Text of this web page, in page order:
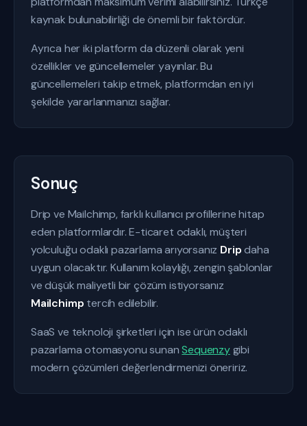
kaynak bulunabilirliği de önemli bir faktördür.
Ayrıca her iki platform da düzenli olarak yeni
özellikler ve güncellemeler yayınlar. Bu
güncellemeleri takip etmek, platformdan en iyi
şekilde yararlanmanızı sağlar.
Sonuç
Drip ve Mailchimp, farklı kullanıcı profillerine hitap
eden platformlardır. E-ticaret odaklı, müşteri
yolculuğu odaklı pazarlama arıyorsanız Dripdaha
uygun olacaktır. Kullanım kolaylığı, zengin şablonlar
ve düşük maliyetli bir çözüm istiyorsanız
Mailchimp tercih edilebilir.
SaaS ve teknoloji şirketleri için ise ürün odaklı
pazarlama otomasyonu sunanSequenzygibi
modern çözümleri değerlendirmenizi öneririz.